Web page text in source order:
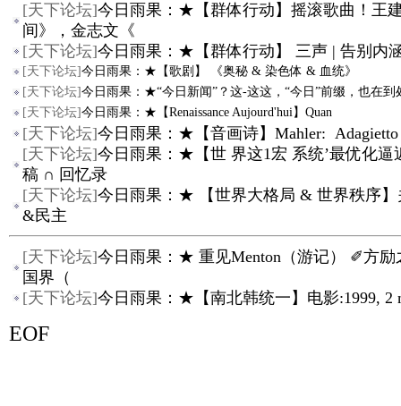
[天下论坛]今日雨果：★【群体行动】摇滚歌曲！王
间》，金志文《
[天下论坛]今日雨果：★【群体行动】 三声 | 告别内
[天下论坛]今日雨果：★【歌剧】 《奥秘 & 染色体 & 血统》
[天下论坛]今日雨果：★“今日新闻”？这-这这，“今日”前缀，也在到
[天下论坛]今日雨果：★【Renaissance Aujourd'hui】Quan
[天下论坛]今日雨果：★【音画诗】Mahler: Adagietto
[天下论坛]今日雨果：★【世 界这1宏 系统’最优化逼
稿 ∩ 回忆录
[天下论坛]今日雨果：★ 【世界大格局 & 世界秩序】
&民主
[天下论坛]今日雨果：★ 重见Menton（游记） ✐方励
国界（
[天下论坛]今日雨果：★【南北韩统一】电影:1999, 2
EOF